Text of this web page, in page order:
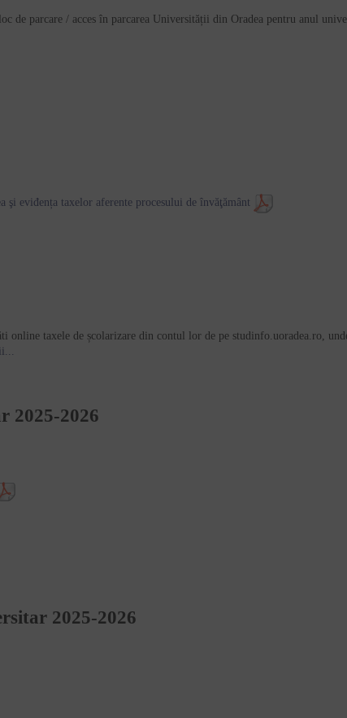
de parcare / acces în parcarea Universității din Oradea pentru anul
şi eviđența taxelor aferente procesului de învăţământ
taxele de școlarizare din contul lor de pe studinfo.uoradea.ro,
2025-2026
2025-2026